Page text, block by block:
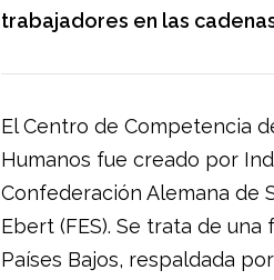
trabajadores en las
El Centro de Competencia
Humanos fue creado por
Confederación Alemana de
Ebert (FES). Se trata de
Países Bajos, respaldada